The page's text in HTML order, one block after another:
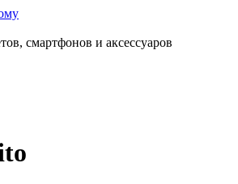
смартфонов и аксессуаров